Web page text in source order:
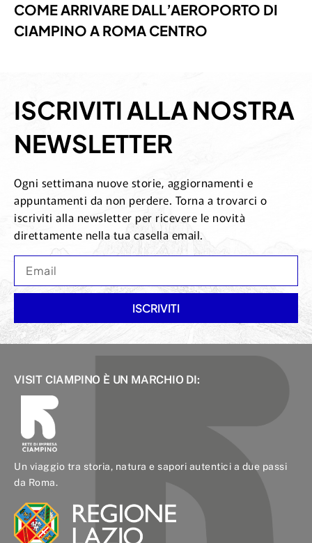
COME ARRIVARE DALL’AEROPORTO DI
CIAMPINO A ROMA CENTRO
ISCRIVITI ALLA NOSTRA
NEWSLETTER
Ogni settimana nuove storie, aggiornamenti e
appuntamenti da non perdere. Torna a trovarci o
iscriviti alla newsletter per ricevere le novità
direttamente nella tua casella email.
ISCRIVITI
VISIT CIAMPINO È UN MARCHIO DI:
Un viaggio tra storia, natura e sapori autentici a due passi
da Roma.